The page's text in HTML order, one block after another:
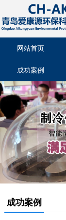
网站首页
成功案例
成功案例